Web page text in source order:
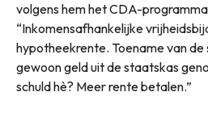
volgens hem het CDA-
“Inkomensafhankelijke
hypotheekrente. Toename van
gewoon geld uit de staatskas
schuld hè? Meer rente betalen.”